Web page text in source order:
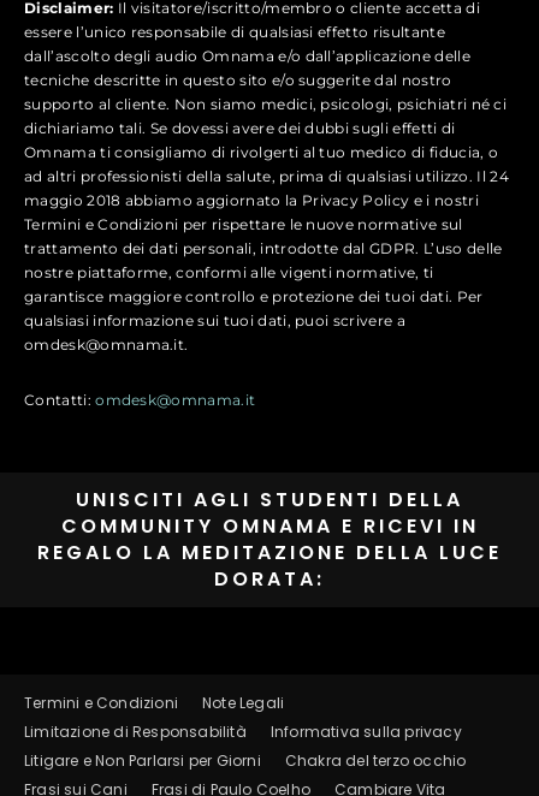
Disclaimer: Il visitatore/iscritto/membro o cliente accetta di
essere l’unico responsabile di qualsiasi effetto risultante
dall’ascolto degli audio Omnama e/o dall’applicazione delle
tecniche descritte in questo sito e/o suggerite dal nostro
supporto al cliente. Non siamo medici, psicologi, psichiatri né ci
dichiariamo tali. Se dovessi avere dei dubbi sugli effetti di
Omnama ti consigliamo di rivolgerti al tuo medico di fiducia, o
ad altri professionisti della salute, prima di qualsiasi utilizzo. Il 24
maggio 2018 abbiamo aggiornato la Privacy Policy e i nostri
Termini e Condizioni per rispettare le nuove normative sul
trattamento dei dati personali, introdotte dal GDPR. L’uso delle
nostre piattaforme, conformi alle vigenti normative, ti
garantisce maggiore controllo e protezione dei tuoi dati. Per
qualsiasi informazione sui tuoi dati, puoi scrivere a
omdesk@omnama.it.
Contatti:omdesk@omnama.it
UNISCITI AGLI STUDENTI DELLA
COMMUNITY OMNAMA E RICEVI IN
REGALO LA MEDITAZIONE DELLA LUCE
DORATA:
Termini e Condizioni
Note Legali
Limitazione di Responsabilità
Informativa sulla privacy
Litigare e Non Parlarsi per Giorni
Chakra del terzo occhio
Frasi sui Cani
Frasi di Paulo Coelho Cambiare Vita